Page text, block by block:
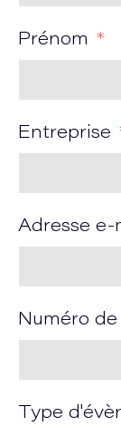
Prénom
Entreprise
Adresse e-
Numéro
Type